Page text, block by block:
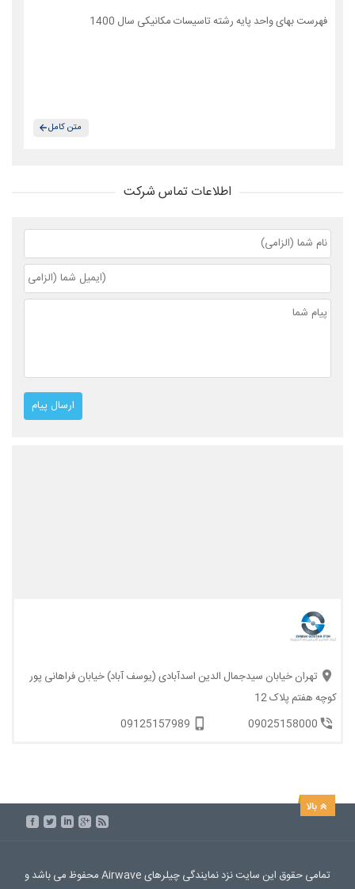
فهرست بهای واحد پایه رشته تاسیسات مکانیکی سال 1400
متن کامل
اطلاعات تماس شرکت
تهران خیابان سیدجمال الدین اسدآبادی (یوسف آباد) خیابان فراهانی پور
کوچه هفتم پلاک 12
09025158000
09125157989
تمامی حقوق این سایت نزد نمایندگی چیلرهای Airwave محفوظ می باشد و